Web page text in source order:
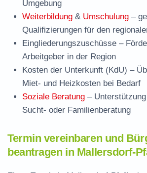
Umgebung
Weiterbildung & Umschulung –
Qualifizierungen für den
Eingliederungszuschüsse –
Arbeitgeber in der Region
Kosten der Unterkunft (KdU) –
Miet- und Heizkosten bei Bedarf
Soziale Beratung –
Sucht- oder Familienberatung
Termin vereinbaren und
beantragen in Mallersdorf-